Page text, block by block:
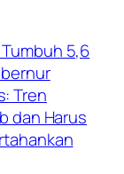
5,6
Tren
dan Harus